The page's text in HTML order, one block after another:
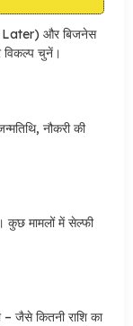
Later) और बिजनेस
चुनें।
नौकरी की
कुछ मामलों में सेल्फी
जैसे कितनी राशि का